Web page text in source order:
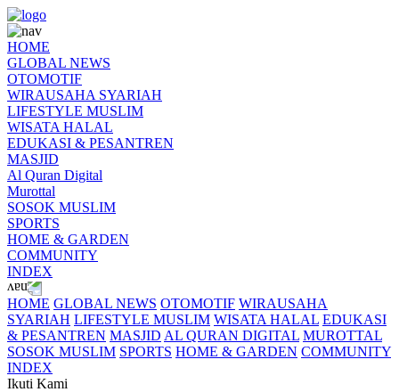
HOME
GLOBAL NEWS
OTOMOTIF
WIRAUSAHA SYARIAH
LIFESTYLE MUSLIM
WISATA HALAL
EDUKASI & PESANTREN
MASJID
Al Quran Digital
Murottal
SOSOK MUSLIM
SPORTS
HOME & GARDEN
COMMUNITY
INDEX
HOME GLOBAL NEWS OTOMOTIF WIRAUSAHA
SYARIAH LIFESTYLE MUSLIM WISATA HALAL EDUKASI
& PESANTREN MASJID AL QURAN DIGITAL MUROTTAL
SOSOK MUSLIM SPORTS HOME & GARDEN COMMUNITY
INDEX
Ikuti Kami